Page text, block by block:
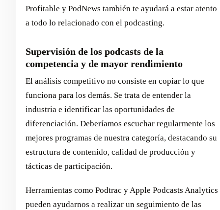
Profitable y PodNews también te ayudará a estar atento
a todo lo relacionado con el podcasting.
Supervisión de los podcasts de la
competencia y de mayor rendimiento
El análisis competitivo no consiste en copiar lo que
funciona para los demás. Se trata de entender la
industria e identificar las oportunidades de
diferenciación. Deberíamos escuchar regularmente los
mejores programas de nuestra categoría, destacando su
estructura de contenido, calidad de producción y
tácticas de participación.
Herramientas como Podtrac y Apple Podcasts Analytics
pueden ayudarnos a realizar un seguimiento de las